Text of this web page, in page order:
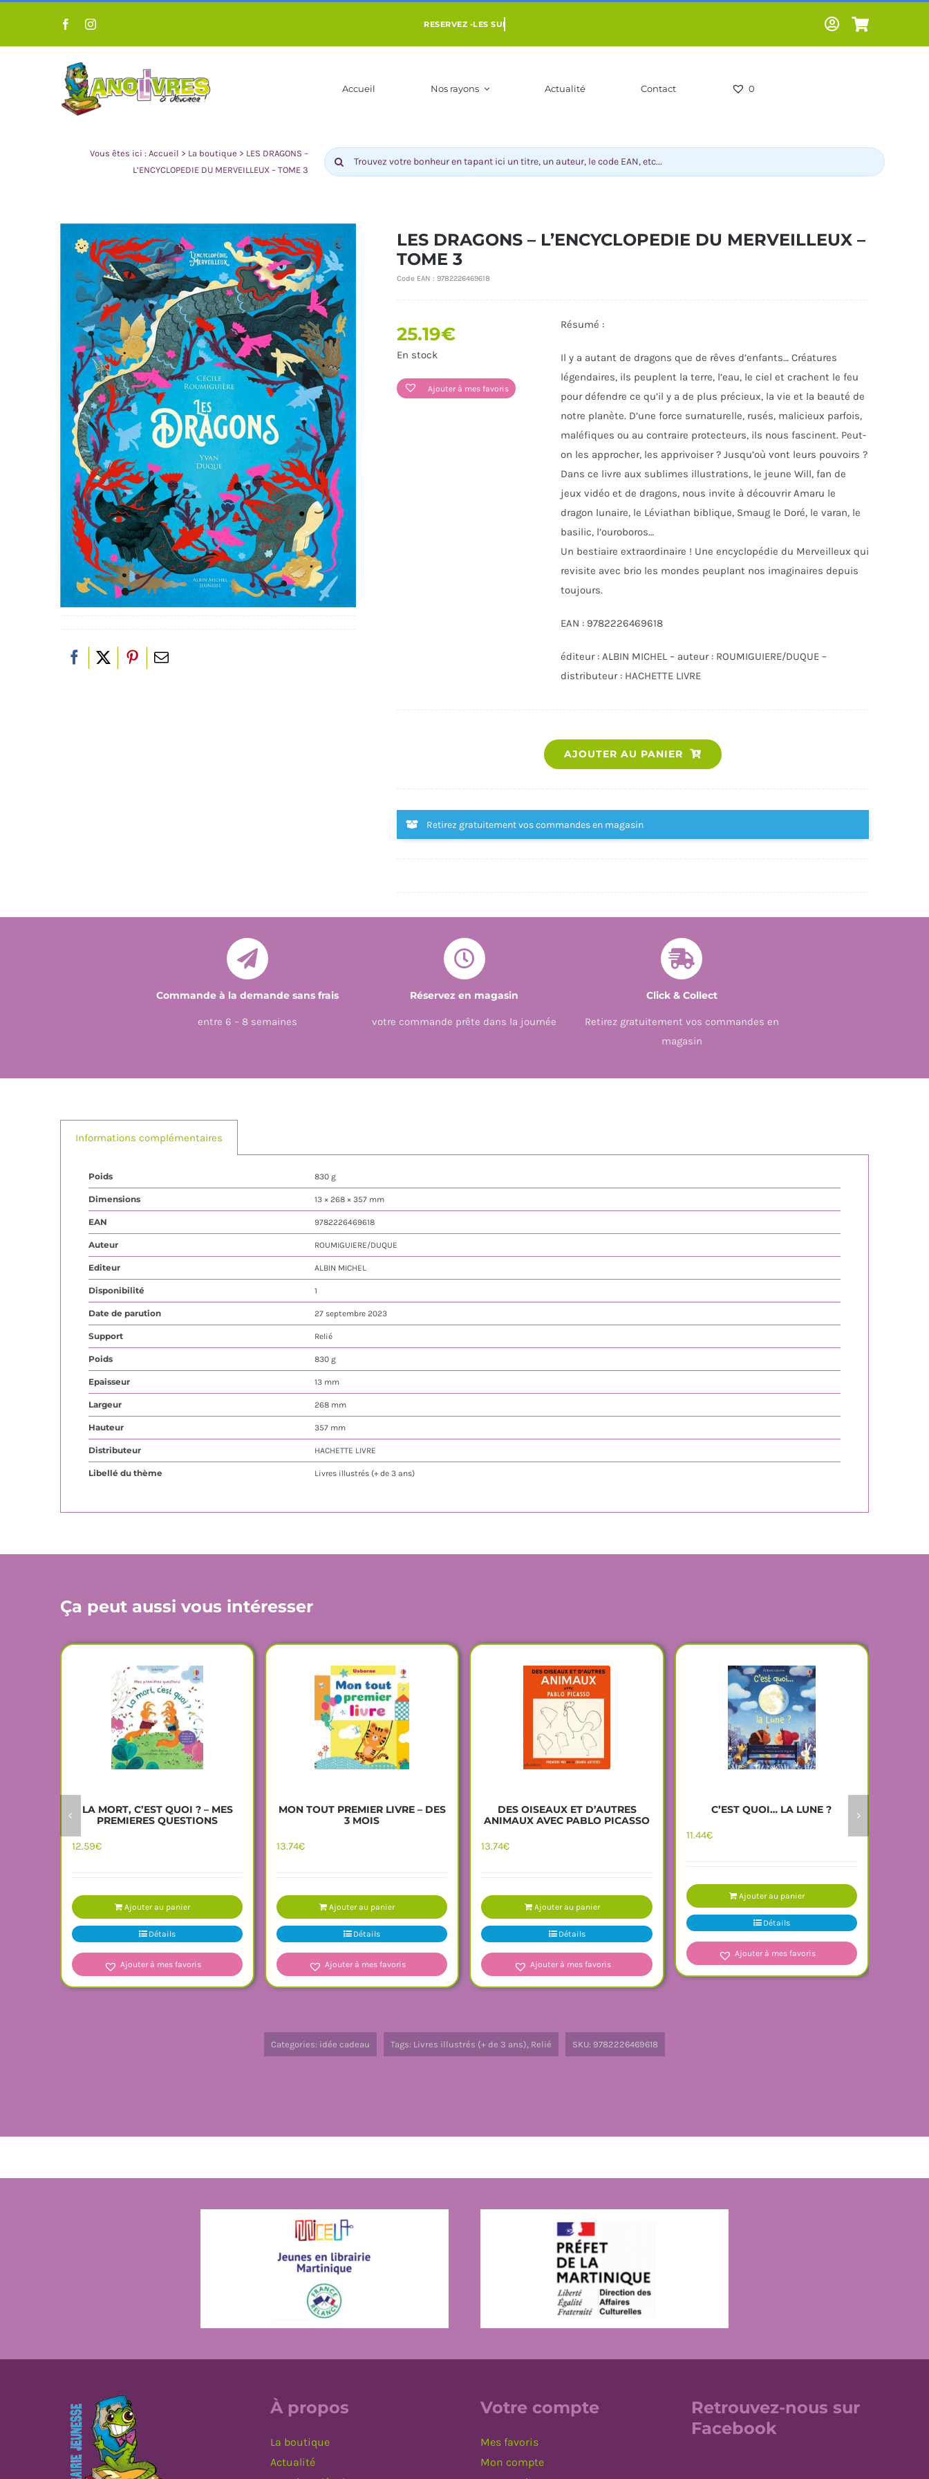
contenu
Accueil Nos rayons
LIVRES POUR ENFANT 0 À 3
ANS
LIVRES POUR ENFANT 3 À 10
ANS
LIVRES POUR ADOS DÈS 9 ANS
PAPETERIE JEUX/JOUETS LIVRES VIE PRATIQUE LIVRES ET JEUX DE LA CARAÏBE
Actualité Contact 0
Vous êtes ici : Accueil > La boutique > LES DRAGONS –
L’ENCYCLOPEDIE DU MERVEILLEUX – TOME 3
Rechercher:
LES DRAGONS – L’ENCYCLOPEDIE DU MERVEILLEUX –
TOME 3
Code EAN : 9782226469618
25.19€
En stock
Ajouter à mes favoris
Résumé :
Il y a autant de dragons que de rêves d’enfants… Créatures
légendaires, ils peuplent la terre, l’eau, le ciel et crachent le feu
pour défendre ce qu’il y a de plus précieux, la vie et la beauté de
notre planète. D’une force surnaturelle, rusés, malicieux parfois,
maléfiques ou au contraire protecteurs, ils nous fascinent. Peut-
on les approcher, les apprivoiser ? Jusqu’où vont leurs pouvoirs ?
Dans ce livre aux sublimes illustrations, le jeune Will, fan de
jeux vidéo et de dragons, nous invite à découvrir Amaru le
dragon lunaire, le Léviathan biblique, Smaug le Doré, le varan, le
basilic, l’ouroboros…
Un bestiaire extraordinaire ! Une encyclopédie du Merveilleux qui
revisite avec brio les mondes peuplant nos imaginaires depuis
toujours.
EAN : 9782226469618
éditeur : ALBIN MICHEL – auteur : ROUMIGUIERE/DUQUE –
distributeur : HACHETTE LIVRE
de
-
L'ENCYCLOPEDIE
AJOUTER AU PANIER
Retirez gratuitement vos commandes en magasin
Commande à la demande sans frais
entre 6 – 8 semaines
Réservez en magasin
votre commande prête dans la journée
Click & Collect
Retirez gratuitement vos commandes en
magasin
Informations complémentaires
Poids 830 g
Dimensions 13 × 268 × 357 mm
EAN 9782226469618
Auteur ROUMIGUIERE/DUQUE
Editeur ALBIN MICHEL
Disponibilité 1
Date de parution 27 septembre 2023
Support Relié
Poids 830 g
Epaisseur 13 mm
Largeur 268 mm
Hauteur 357 mm
Distributeur HACHETTE LIVRE
Libellé du thème Livres illustrés (+ de 3 ans)
Ça peut aussi vous intéresser
LA MORT, C’EST QUOI ? – MES
PREMIERES QUESTIONS
12.59€
Ajouter au panier
Détails
Ajouter à mes favoris
MON TOUT PREMIER LIVRE – DES
3 MOIS
13.74€
Ajouter au panier
Détails
Ajouter à mes favoris
DES OISEAUX ET D’AUTRES
ANIMAUX AVEC PABLO PICASSO
13.74€
Ajouter au panier
Détails
Ajouter à mes favoris
C’EST QUOI… LA LUNE ?
11.44€
Ajouter au panier
Détails
Ajouter à mes favoris
Categories: idée cadeau Tags: Livres illustrés (+ de 3 ans), Relié SKU: 9782226469618
À propos
La boutique
Actualité
Votre compte
Mes favoris
Mon compte
Retrouvez-nous sur
Facebook